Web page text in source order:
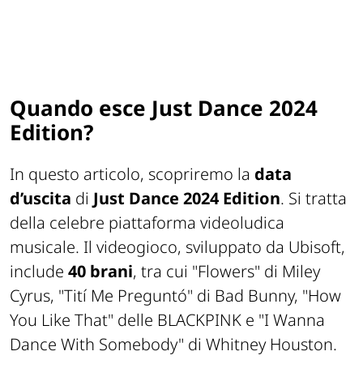
Quando esce Just Dance 2024
Edition?
In questo articolo, scopriremo la data
d’uscita di Just Dance 2024 Edition. Si tratta
della celebre piattaforma videoludica
musicale. Il videogioco, sviluppato da Ubisoft,
include 40 brani, tra cui "Flowers" di Miley
Cyrus, "Tití Me Preguntó" di Bad Bunny, "How
You Like That" delle BLACKPINK e "I Wanna
Dance With Somebody" di Whitney Houston.